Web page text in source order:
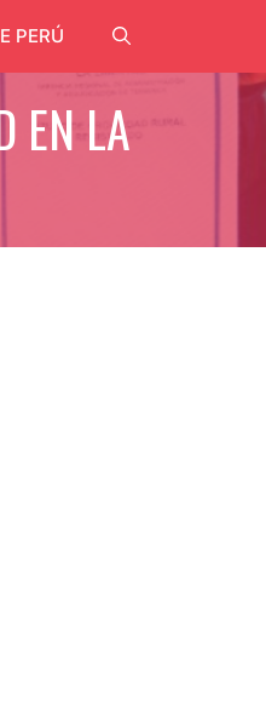
PERÚ
EN LA